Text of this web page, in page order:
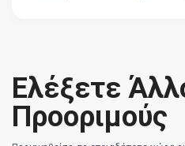
Ελέξετε
Προοριμούς